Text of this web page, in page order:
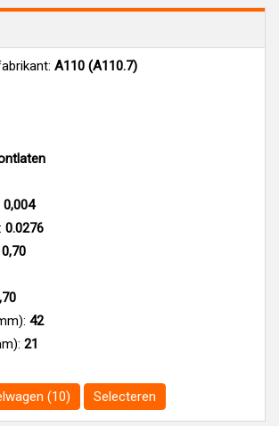
A110 (A110.7)
0,004
0.0276
0,70
42
21
(10)
Selecteren